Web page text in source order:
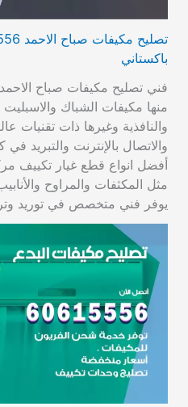
باكستاني
فني تصليح مكيفات صباح
منها مكيفات الشباك
والنافذية وغيرها ذات تقنيات
والاتصال بالإنترنت والتبريد في
أفضل انواع قطع غيار تكييف
مثل المكثفات والمراوح
يوفر فني متخصص في توريد